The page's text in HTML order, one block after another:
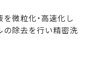
微粒化・高速化し
の除去を行い精密洗